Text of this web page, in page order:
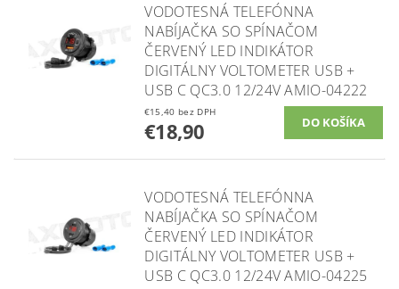
VODOTESNÁ TELEFÓNNA
NABÍJAČKA SO SPÍNAČOM
ČERVENÝ LED INDIKÁTOR
DIGITÁLNY VOLTOMETER USB +
USB C QC3.0 12/24V AMIO-04222
€15,40 bez DPH
€18,90
VODOTESNÁ TELEFÓNNA
NABÍJAČKA SO SPÍNAČOM
ČERVENÝ LED INDIKÁTOR
DIGITÁLNY VOLTOMETER USB +
USB C QC3.0 12/24V AMIO-04225